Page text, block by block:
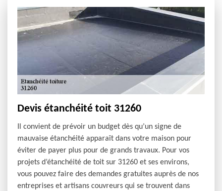
Devis étanchéité toit 31260
Il convient de prévoir un budget dès qu’un signe de
mauvaise étanchéité apparaît dans votre maison pour
éviter de payer plus pour de grands travaux. Pour vos
projets d’étanchéité de toit sur 31260 et ses environs,
vous pouvez faire des demandes gratuites auprès de nos
entreprises et artisans couvreurs qui se trouvent dans